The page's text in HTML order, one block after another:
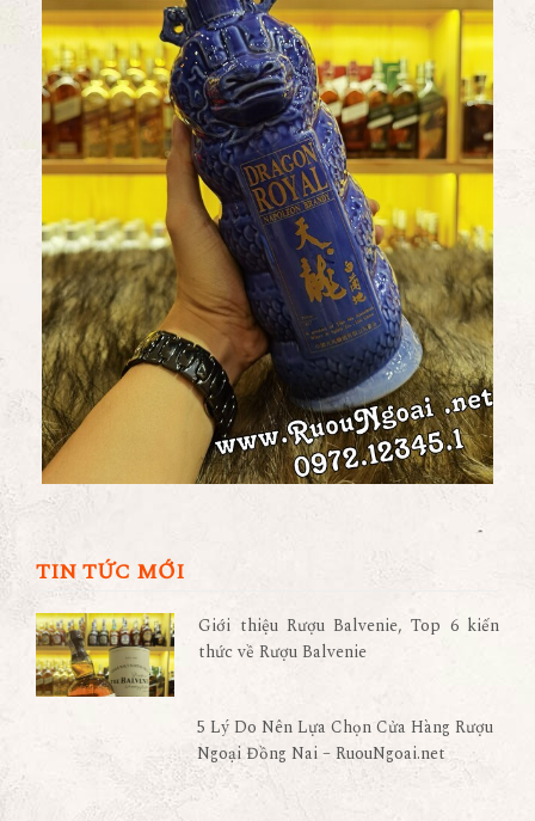
TIN TỨC MỚI
Giới thiệu Rượu Balvenie, Top 6 kiến
thức về Rượu Balvenie
5 Lý Do Nên Lựa Chọn Cửa Hàng Rượu
Ngoại Đồng Nai – RuouNgoai.net